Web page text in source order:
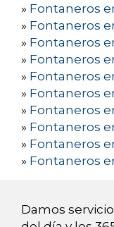
» Fontaneros
» Fontaneros
» Fontaneros
» Fontaneros
» Fontaneros
» Fontaneros
» Fontaneros
» Fontaneros
» Fontaneros
» Fontaneros
Damos